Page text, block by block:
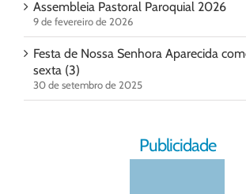
Assembleia Pastoral Paroquial 2026
9 de fevereiro de 2026
Festa de Nossa Senhora Aparecida
sexta (3)
30 de setembro de 2025
Publicidade